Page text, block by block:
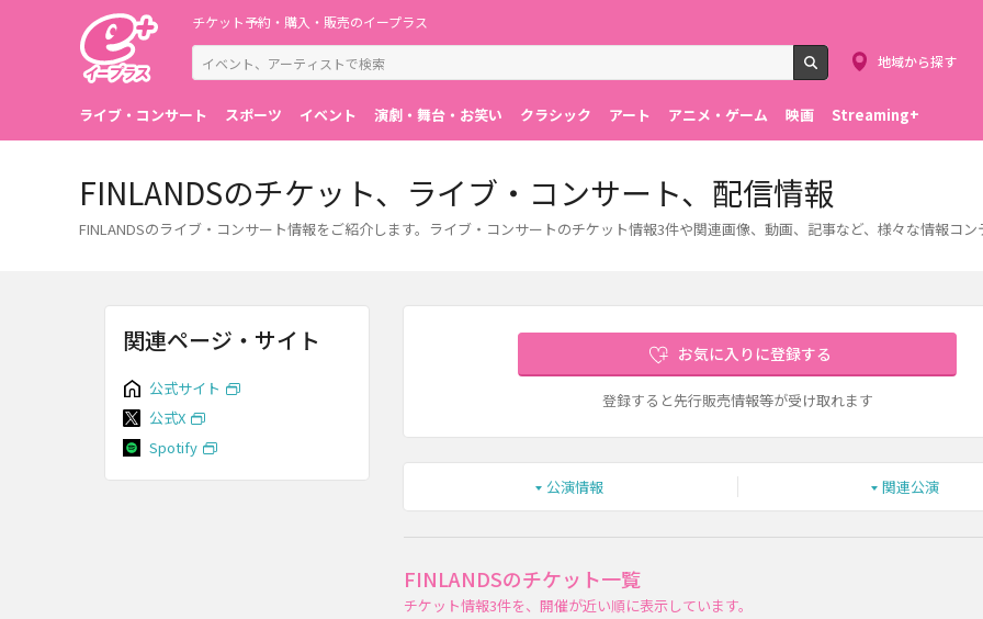
チケット予約・購入・販売のイープラス
検索
地域から探す
ライブ・コンサート スポーツ イベント 演劇・舞台・お笑い クラシック アート アニメ・ゲーム 映画 Streaming+
FINLANDSのチケット、ライブ・コンサート、配信情報
FINLANDSのライブ・コンサート情報をご紹介します。ライブ・コンサートのチケット情報3件や関連画像、動画、記事など、様々な情報コ
お気に入りに登録する
登録すると先行販売情報等が受け取れます
公演情報 関連公演
FINLANDSのチケット一覧
チケット情報3件を、開催が近い順に表示しています。
関連ページ・サイト
公式サイト
公式X
Spotify